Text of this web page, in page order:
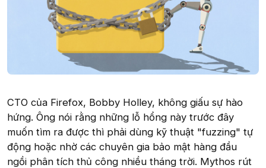
CTO của Firefox, Bobby Holley, không giấu sự hào
hứng. Ông nói rằng những lỗ hổng này trước đây
muốn tìm ra được thì phải dùng kỹ thuật "fuzzing" tự
động hoặc nhờ các chuyên gia bảo mật hàng đầu
ngồi phân tích thủ công nhiều tháng trời. Mythos rút